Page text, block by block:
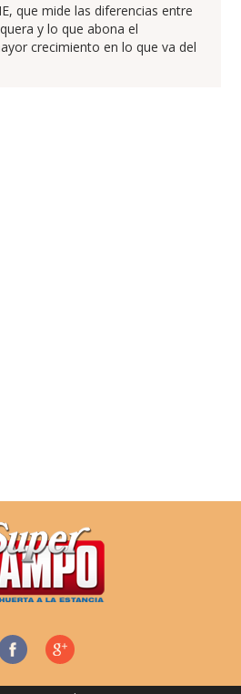
que mide las diferencias entre
y lo que abona el
crecimiento en lo que va del